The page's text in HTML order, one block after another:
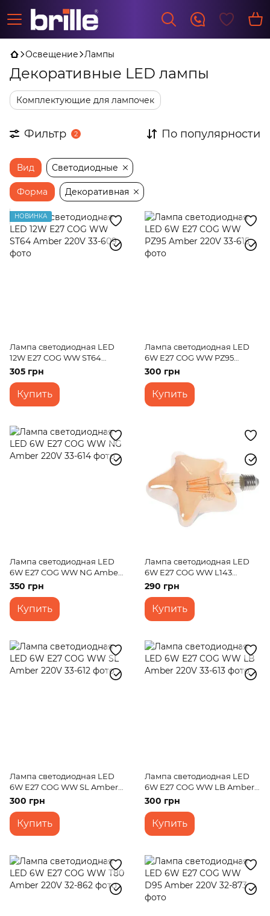
Освещение Лампы
Декоративные LED лампы
Комплектующие для лампочек
Фильтр 2 По популярности
Вид Светодиодные
Форма Декоративная
НОВИНКА
Лампа светодиодная LED
12W E27 COG WW ST64
Amber 220V
305 грн
Купить
Лампа светодиодная LED
6W E27 COG WW PZ95
Amber 220V
300 грн
Купить
Лампа светодиодная LED
6W E27 COG WW NG Amber
220V
350 грн
Купить
Лампа светодиодная LED
6W E27 COG WW L143
Amber 220V
290 грн
Купить
Лампа светодиодная LED
6W E27 COG WW SL Amber
220V
300 грн
Купить
Лампа светодиодная LED
6W E27 COG WW LB Amber
220V
300 грн
Купить